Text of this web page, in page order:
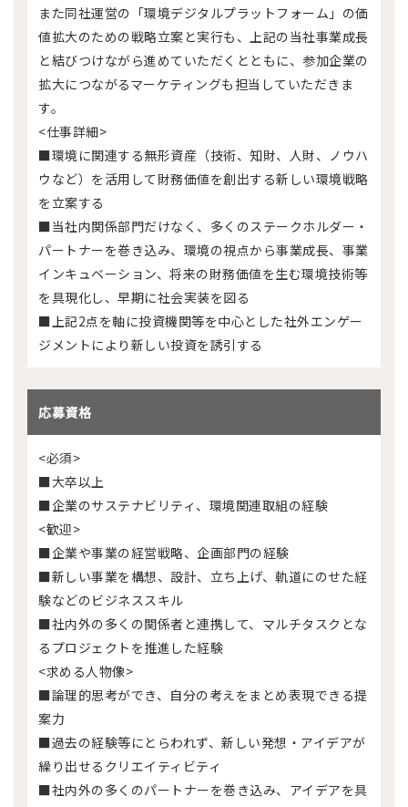
また同社運営の「環境デジタルプラットフォーム」の価
値拡大のための戦略立案と実行も、上記の当社事業成長
と結びつけながら進めていただくとともに、参加企業の
拡大につながるマーケティングも担当していただきま
す。
<仕事詳細>
■環境に関連する無形資産（技術、知財、人財、ノウハ
ウなど）を活用して財務価値を創出する新しい環境戦略
を立案する
■当社内関係部門だけなく、多くのステークホルダー・
パートナーを巻き込み、環境の視点から事業成長、事業
インキュベーション、将来の財務価値を生む環境技術等
を具現化し、早期に社会実装を図る
■上記2点を軸に投資機関等を中心とした社外エンゲー
ジメントにより新しい投資を誘引する
応募資格
<必須>
■大卒以上
■企業のサステナビリティ、環境関連取組の経験
<歓迎>
■企業や事業の経営戦略、企画部門の経験
■新しい事業を構想、設計、立ち上げ、軌道にのせた経
験などのビジネススキル
■社内外の多くの関係者と連携して、マルチタスクとな
るプロジェクトを推進した経験
<求める人物像>
■論理的思考ができ、自分の考えをまとめ表現できる提
案力
■過去の経験等にとらわれず、新しい発想・アイデアが
繰り出せるクリエイティビティ
■社内外の多くのパートナーを巻き込み、アイデアを具